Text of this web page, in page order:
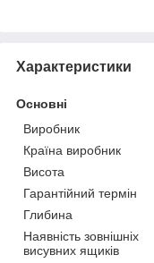
Характеристики
Основні
Виробник
Країна виробник
Висота
Гарантійний термін
Глибина
Наявність зовнішніх
висувних ящиків